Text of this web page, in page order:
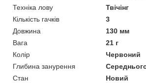
Техніка лову
Твічінг
Кількість гачків
3
Довжина
130 мм
Вага
21 г
Колір
Червоний
Глибина занурення
Стан
Новий